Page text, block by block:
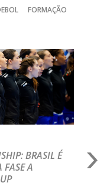
_ - _
/Lusíadas Saude
_ - _ AD CARVALHOS
_ - _
ABC DE BRAGA /
Bettermann
_ - _ CDE GIL EANES
_ - _ CF OS
FORMAÇÃO
BRASIL É
FASE A